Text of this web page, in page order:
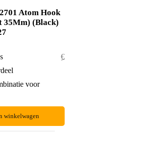
Atom Hook
35Mm) (Black)
€ 36,50
voor
winkelwagen